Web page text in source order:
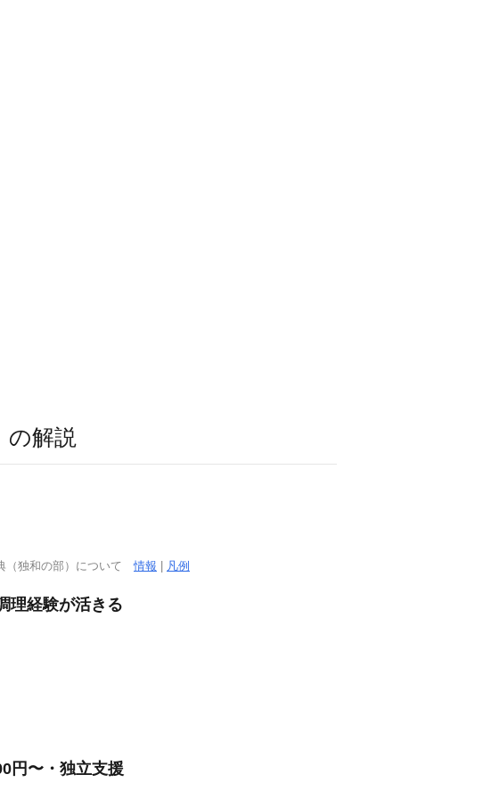
の解説
（独和の部）について情報 | 凡例
理経験が活きる
円〜・独立支援